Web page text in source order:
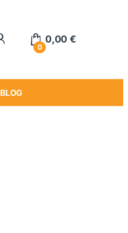
My Account
0
0,00€
BLOG